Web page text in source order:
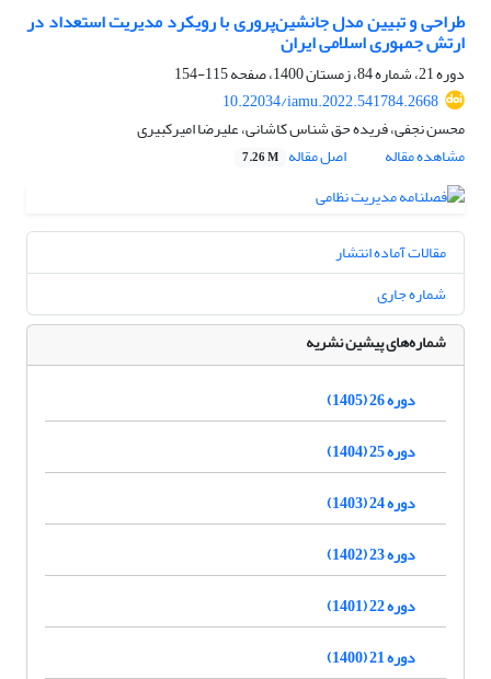
طراحی و تبیین مدل جانشین‌پروری با رویکرد مدیریت استعداد در
ارتش جمهوری اسلامی ایران
دوره 21، شماره 84، زمستان 1400، صفحه
115-154
10.22034/iamu.2022.541784.2668
محسن نجفی، فریده حق شناس کاشانی، علیرضا امیرکبیری
مشاهده مقاله
اصل مقاله 7.26 M
مقالات آماده انتشار
شماره جاری
شماره‌های پیشین نشریه
دوره 26 (1405)
دوره 25 (1404)
دوره 24 (1403)
دوره 23 (1402)
دوره 22 (1401)
دوره 21 (1400)